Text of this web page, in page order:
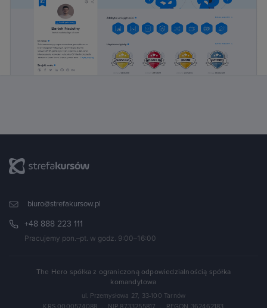
biuro@strefakursow.pl
+48 888 223 111
Pracujemy pon.–pt. w godz. 9:00–16:00
The Hero spółka z ograniczoną odpowiedzialnością spółka
komandytowa
ul. Przemysłowa 27, 33-100 Tarnów